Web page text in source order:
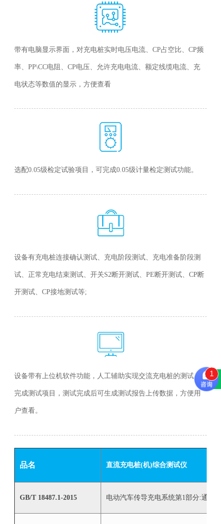
带有电脑显示界面，对充电桩实时电压电流、CP占空比、CP频
率、PP\CC电阻、CP电压、允许充电电流、额定线缆电流、充
电状态等数值的显示，方便查看
选配0.05级检定试验项目，可完成0.05级计量检定测试功能。
设备有充电桩连接确认测试、充电阶段测试、充电准备阶段测
试、正常充电结束测试、开关S2断开测试、PE断开测试、CP断
开测试、CP接地测试等;
设备带有上位机软件功能，人工辅助实现交流充电桩的测试，
完成测试项目，测试完成后可生成测试报告上传数据，方便用
户查看。
品名 直流充电桩(机)综合测试仪
GB/T 18487.1-2015 电动汽车传导充电系统第1部分:通用
留言咨询
1